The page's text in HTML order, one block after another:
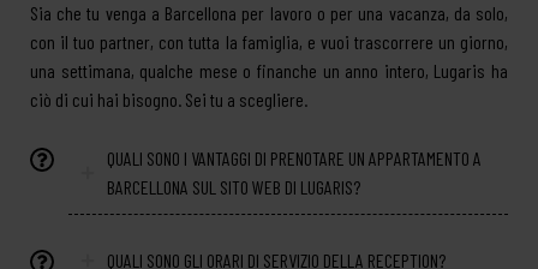
Sia che tu venga a Barcellona per lavoro o per una vacanza, da solo,
con il tuo partner, con tutta la famiglia, e vuoi trascorrere un giorno,
una settimana, qualche mese o finanche un anno intero, Lugaris ha
ciò di cui hai bisogno. Sei tu a scegliere.
QUALI SONO I VANTAGGI DI PRENOTARE UN APPARTAMENTO A
BARCELLONA SUL SITO WEB DI LUGARIS?
QUALI SONO GLI ORARI DI SERVIZIO DELLA RECEPTION?